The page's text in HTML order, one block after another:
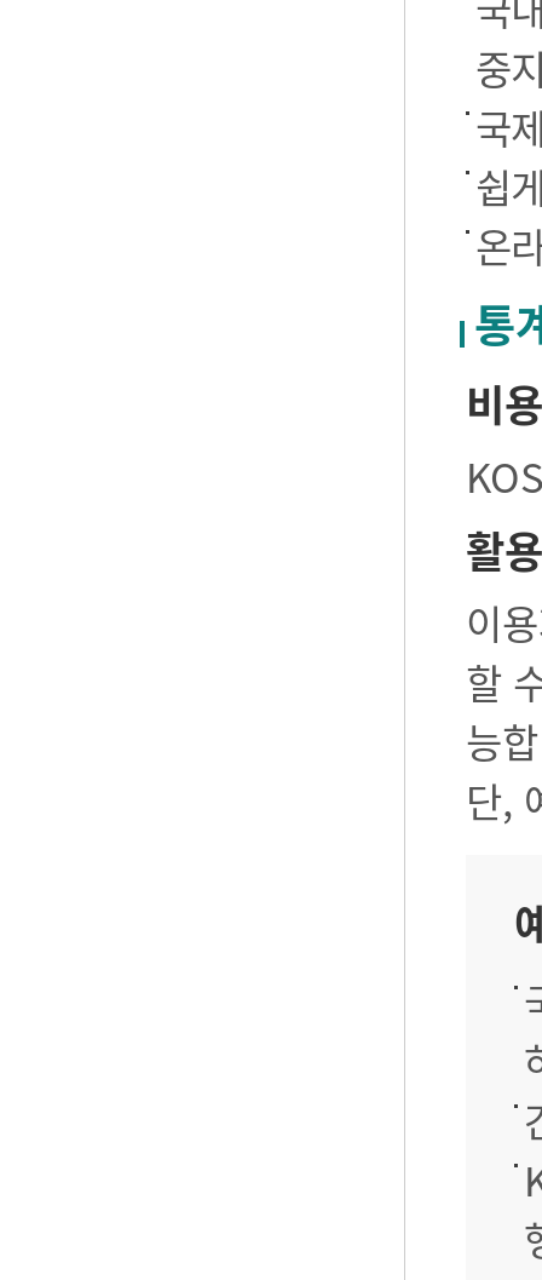
중
국
쉽
온
통
비
활
이
할
능
단,